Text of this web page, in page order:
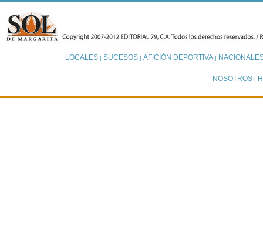
LOCALES| SUCESOS| AFICIÓN DEPORTIVA|
NOSOTROS |